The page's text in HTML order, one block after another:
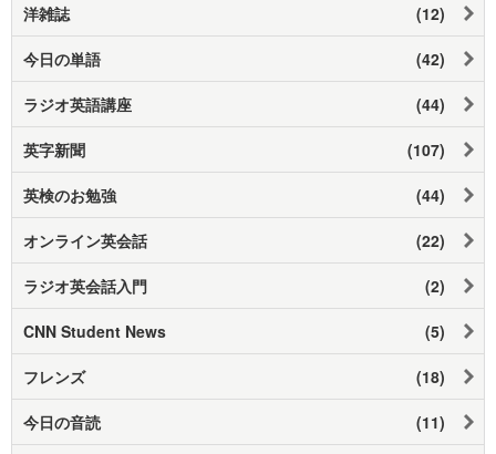
洋雑誌 (12)
今日の単語 (42)
ラジオ英語講座 (44)
英字新聞 (107)
英検のお勉強 (44)
オンライン英会話 (22)
ラジオ英会話入門 (2)
CNN Student News (5)
フレンズ (18)
今日の音読 (11)